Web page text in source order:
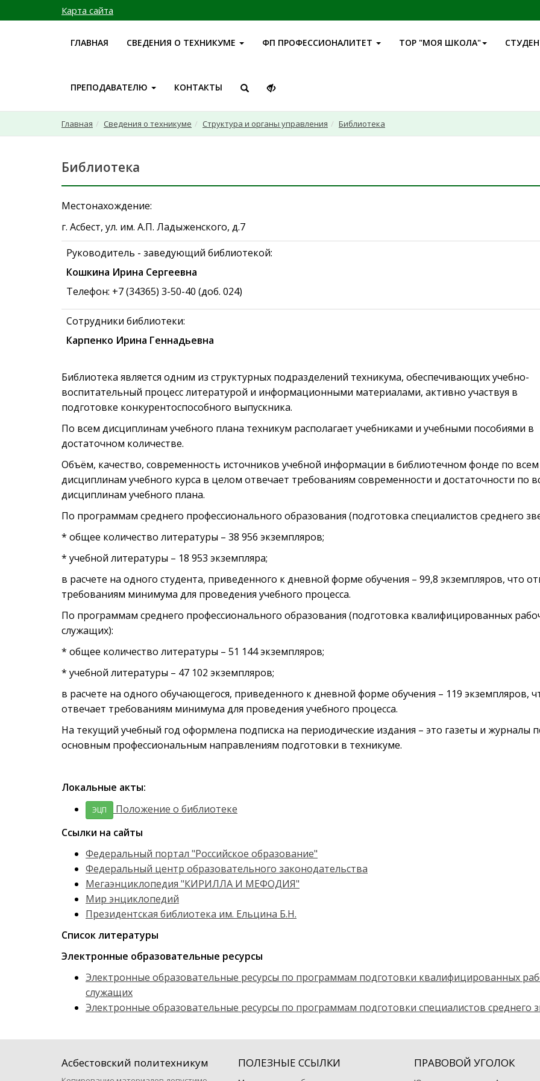
Карта сайта
ГЛАВНАЯ СВЕДЕНИЯ О ТЕХНИКУМЕ ФП ПРОФЕССИОНАЛИТЕТ ТОР "МОЯ ШКОЛА"
ПРЕПОДАВАТЕЛЮ КОНТАКТЫ
Главная Сведения о техникуме Структура и органы управления Библиотека
Библиотека
Местонахождение:
г. Асбест, ул. им. А.П. Ладыженского, д.7
Руководитель - заведующий библиотекой:
Кошкина Ирина Сергеевна
Телефон: +7 (34365) 3-50-40 (доб. 024)
Сотрудники библиотеки:
Карпенко Ирина Геннадьевна
Библиотека является одним из структурных подразделений техникума, обеспечивающих учебно-
воспитательный процесс литературой и информационными материалами, активно участвуя в
подготовке конкурентоспособного выпускника.
По всем дисциплинам учебного плана техникум располагает учебниками и учебными пособиями в
достаточном количестве.
Объём, качество, современность источников учебной информации в библиотечном фонде по всем
дисциплинам учебного курса в целом отвечает требованиям современности и достаточности по
дисциплинам учебного плана.
По программам среднего профессионального образования (подготовка специалистов среднего
* общее количество литературы – 38 956 экземпляров;
* учебной литературы – 18 953 экземпляра;
в расчете на одного студента, приведенного к дневной форме обучения – 99,8 экземпляров, что
требованиям минимума для проведения учебного процесса.
По программам среднего профессионального образования (подготовка квалифицированных
служащих):
* общее количество литературы – 51 144 экземпляров;
* учебной литературы – 47 102 экземпляров;
в расчете на одного обучающегося, приведенного к дневной форме обучения – 119 экземпляров,
отвечает требованиям минимума для проведения учебного процесса.
На текущий учебный год оформлена подписка на периодические издания – это газеты и журналы
основным профессиональным направлениям подготовки в техникуме.
Локальные акты:
ЭЦП
Положение о библиотеке
Ссылки на сайты
Федеральный портал "Российское образование"
Федеральный центр образовательного законодательства
Мегаэнциклопедия "КИРИЛЛА И МЕФОДИЯ"
Мир энциклопедий
Президентская библиотека им. Ельцина Б.Н.
Список литературы
Электронные образовательные ресурсы
Электронные образовательные ресурсы по программам подготовки квалифицированных
служащих
Электронные образовательные ресурсы по программам подготовки специалистов среднего
Асбестовский политехникум ПОЛЕЗНЫЕ ССЫЛКИ ПРАВОВОЙ УГОЛОК